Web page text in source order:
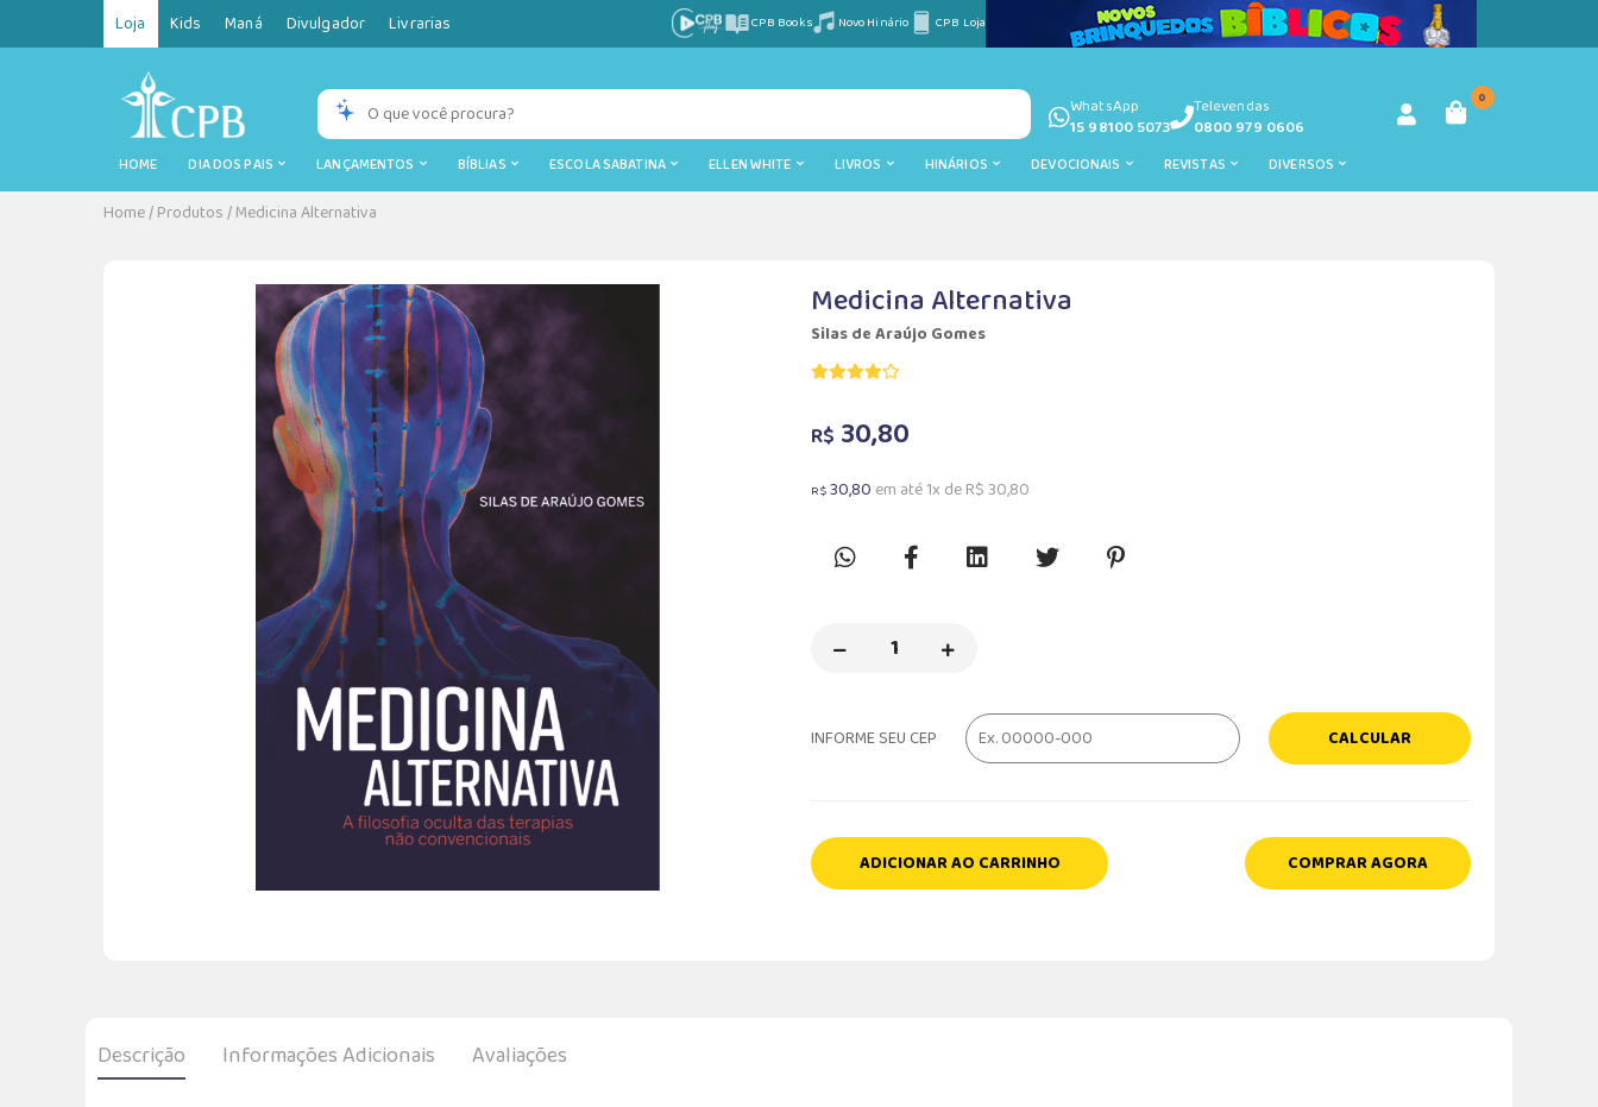
Loja Kids Maná Divulgador Livrarias CPB Books Novo Hinário CPB Loja
WhatsApp
15 98100 5073
Televendas
0800 979 0606
0
HOME DIA DOS PAIS LANÇAMENTOS BÍBLIAS ESCOLA SABATINA ELLEN WHITE LIVROS HINÁRIOS DEVOCIONAIS REVISTAS DIVERSOS
Home/Produtos/Medicina Alternativa
Medicina Alternativa
Silas de Araújo Gomes
R$ 30,80
R$30,80 em até 1x de R$ 30,80
INFORME SEU CEP CALCULAR
ADICIONAR AO CARRINHO COMPRAR AGORA
Descrição Informações Adicionais Avaliações